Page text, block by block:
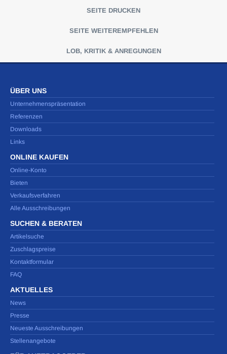
SEITE DRUCKEN
SEITE WEITEREMPFEHLEN
LOB, KRITIK & ANREGUNGEN
ÜBER UNS
Unternehmenspräsentation
Referenzen
Downloads
Links
ONLINE KAUFEN
Online-Konto
Bieten
Verkaufsverfahren
Alle Ausschreibungen
SUCHEN & BERATEN
Artikelsuche
Zuschlagspreise
Kontaktformular
FAQ
AKTUELLES
News
Presse
Neueste Ausschreibungen
Stellenangebote